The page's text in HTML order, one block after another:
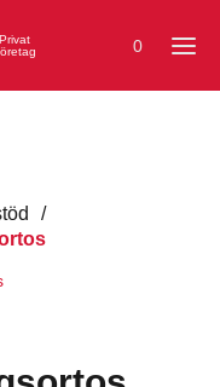
0
Privat
/